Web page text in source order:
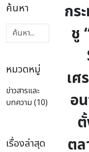
ค้นหา
หมวดหมู่
ข่าวสารและ
บทความ (10)
เรื่องล่าสุด
กร
ชู
เศ
อ
ต